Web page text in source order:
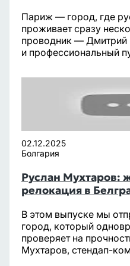
Париж — город, где
проживает сразу
проводник — Дмитрий
и профессиональный
02.12.2025
Болгария
Руслан Мухтаров:
релокация в
В этом выпуске мы
город, который
проверяет на
Мухтаров, стендап-